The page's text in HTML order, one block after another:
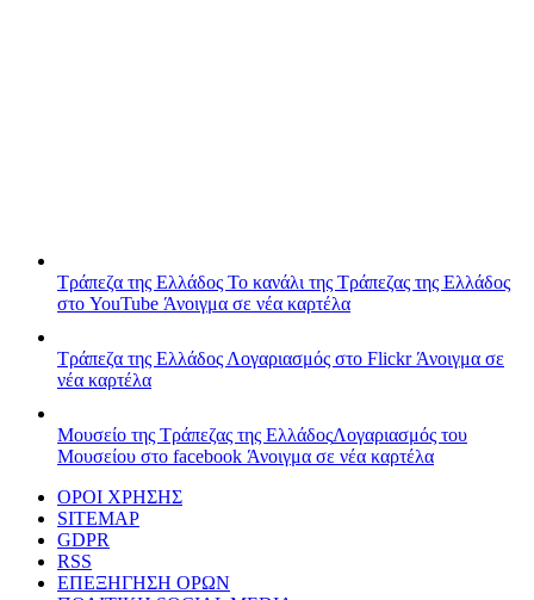
Τράπεζα της Ελλάδος Το κανάλι της Τράπεζας της Ελλάδος
στο YouTube Άνοιγμα σε νέα καρτέλα
Τράπεζα της Ελλάδος Λογαριασμός στο FlickrΆνοιγμα σε
νέα καρτέλα
Μουσείο της Τράπεζας της ΕλλάδοςΛογαριασμός του
Μουσείου στο facebook Άνοιγμα σε νέα καρτέλα
ΟΡΟΙ ΧΡΗΣΗΣ
SITEMAP
GDPR
RSS
ΕΠΕΞΗΓΗΣΗ ΟΡΩΝ